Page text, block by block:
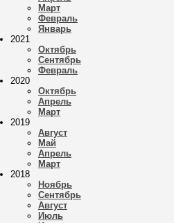
Март
Февраль
Январь
2021
Октябрь
Сентябрь
Февраль
2020
Октябрь
Апрель
Март
2019
Август
Май
Апрель
Март
2018
Ноябрь
Сентябрь
Август
Июль